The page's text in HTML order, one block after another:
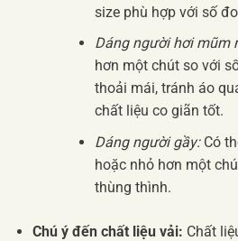
size phù hợp với số
Dáng người hơi mũm
hơn một chút so với
thoải mái, tránh áo
chất liệu co giãn tốt.
Dáng người gầy:Có
hoặc nhỏ hơn một
thùng thình.
Chú ý đến chất liệu vải: Chất